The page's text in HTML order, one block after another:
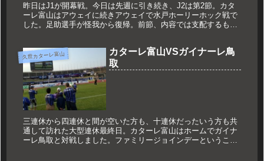
昨日はJ1が開幕戦。今日は先週に引き続き、J2は第2節。カタ
ーレ富山はアウェイに続きアウェイで水戸ホーリーホック戦で
した。足助選手が怪我から復帰。前節、内容では支配するも同
久世カターレ富山
カターレ富山VSガイナーレ鳥
取
三連休から四連休と間が空いた方も、十連休だったいう方も共
通して訪れた大型連休最終日。カターレ富山はホームでガイナ
ーレ鳥取と対戦しました。ファミリージョインデーということ